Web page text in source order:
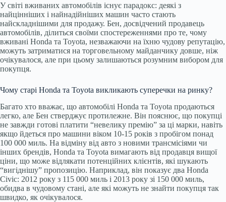
У світі вживаних автомобілів існує парадокс: деякі з
найцінніших і найнадійніших машин часто стають
найскладнішими для продажу. Бен, досвідчений продавець
автомобілів, ділиться своїми спостереженнями про те, чому
вживані Honda та Toyota, незважаючи на їхню чудову репутацію,
можуть затриматися на торговельному майданчику довше, ніж
очікувалося, але при цьому залишаються розумним вибором для
покупця.
Чому старі Honda та Toyota викликають суперечки на ринку?
Багато хто вважає, що автомобілі Honda та Toyota продаються
легко, але Бен стверджує протилежне. Він пояснює, що покупці
не завжди готові платити “невелику премію” за ці марки, навіть
якщо йдеться про машини віком 10-15 років з пробігом понад
100 000 миль. На відміну від авто з новими трансмісіями чи
інших брендів, Honda та Toyota вимагають від продавця вищої
ціни, що може відлякати потенційних клієнтів, які шукають
“вигіднішу” пропозицію. Наприклад, він показує два Honda
Civic: 2012 року з 115 000 миль і 2013 року зі 150 000 миль,
обидва в чудовому стані, але які можуть не знайти покупця так
швидко, як очікувалося.